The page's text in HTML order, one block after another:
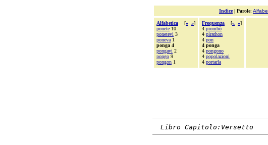
Indice| Parole:
Alfabetica [« »]
ponete 10
ponetevi 3
poneva 1
ponga 4
pongavi 2
pongo 9
pongon 1
Frequenza [« »]
4 piombò
4 pirathon
4 pon
4 ponga
4 pongono
4 popolazioni
4 portarla
Libro Capitolo:Versetto